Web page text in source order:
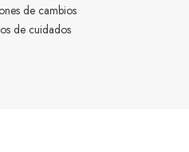
de cambios
de cuidados